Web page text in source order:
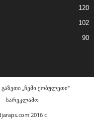
120
102
90
გაზეთი „ჩემი ქობულეთი“
სარეკლამო
2016 c